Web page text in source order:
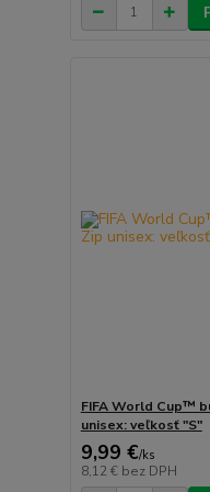
FIFA World Cup™
unisex: veľkosť "S"
9,99 €/ks
8,12 € bez DPH